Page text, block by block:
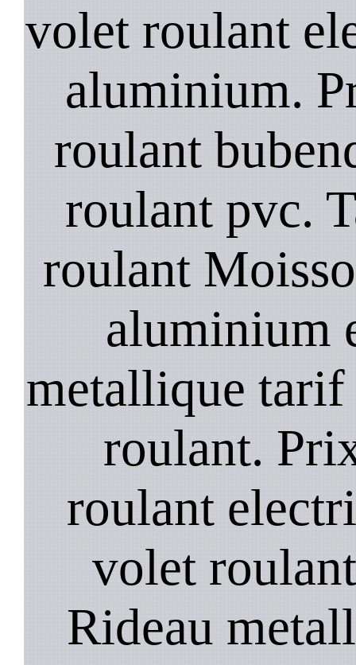
volet roulant
aluminium.
roulant
roulant pvc.
roulant
aluminium
metallique
roulant.
roulant
volet
Rideau